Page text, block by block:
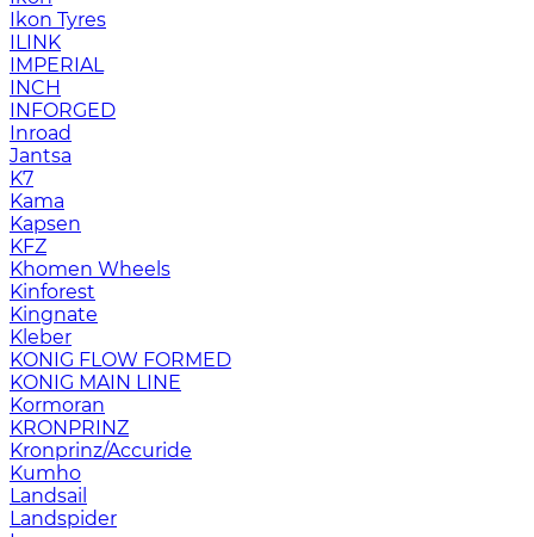
Ikon Tyres
ILINK
IMPERIAL
INCH
INFORGED
Inroad
Jantsa
K7
Kama
Kapsen
KFZ
Khomen Wheels
Kinforest
Kingnate
Kleber
KONIG FLOW FORMED
KONIG MAIN LINE
Kormoran
KRONPRINZ
Kronprinz/Accuride
Kumho
Landsail
Landspider